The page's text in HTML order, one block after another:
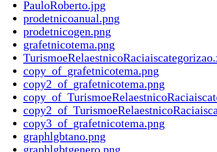
PauloRoberto.jpg
prodetnicoanual.png
prodetnicogen.png
grafetnicotema.png
copy_of_grafetnicotema.png
copy2_of_grafetnicotema.png
copy3_of_grafetnicotema.png
graphlgbtano.png